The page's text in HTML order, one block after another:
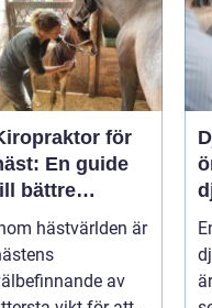
för
En guide
bättre
hästvärlden är
av